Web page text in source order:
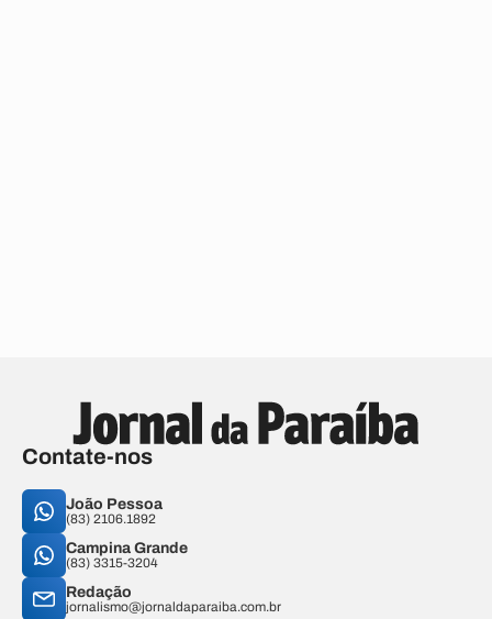
Contate-nos
João Pessoa
(83) 2106.1892
Campina Grande
(83) 3315-3204
Redação
jornalismo@jornaldaparaiba.com.br